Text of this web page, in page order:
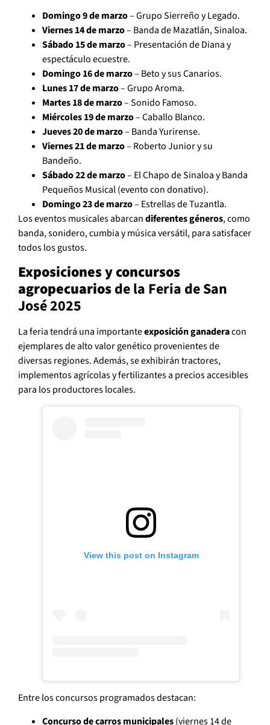
Domingo 9 de marzo– Grupo Sierreño y Legado.
Viernes 14 de marzo– Banda de Mazatlán, Sinaloa.
Sábado 15 de marzo– Presentación de Diana y
espectáculo ecuestre.
Domingo 16 de marzo– Beto y sus Canarios.
Lunes 17 de marzo– Grupo Aroma.
Martes 18 de marzo– Sonido Famoso.
Miércoles 19 de marzo– Caballo Blanco.
Jueves 20 de marzo– Banda Yurirense.
Viernes 21 de marzo– Roberto Junior y su
Bandeño.
Sábado 22 de marzo– El Chapo de Sinaloa y Banda
Pequeños Musical (evento con donativo).
Domingo 23 de marzo– Estrellas de Tuzantla.
Los eventos musicales abarcandiferentes géneros, como
banda, sonidero, cumbia y música versátil, para satisfacer
todos los gustos.
Exposiciones y concursos
agropecuariosde la Feria de San
José 2025
La feria tendrá una importanteexposición ganaderacon
ejemplares de alto valor genético provenientes de
diversas regiones. Además, se exhibirán tractores,
implementos agrícolas y fertilizantes a precios accesibles
para los productores locales.
View this post on Instagram
Entre los concursos programados destacan:
Concurso de carros municipales(viernes 14 de